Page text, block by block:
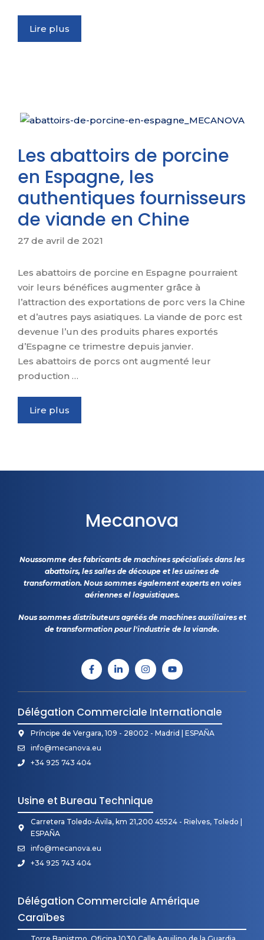
Lire plus
Les abattoirs de porcine
en Espagne, les
authentiques fournisseurs
de viande en Chine
27 de avril de 2021
Les abattoirs de porcine en Espagne pourraient
voir leurs bénéfices augmenter grâce à
l’attraction des exportations de porc vers la Chine
et d’autres pays asiatiques. La viande de porc est
devenue l’un des produits phares exportés
d’Espagne ce trimestre depuis janvier.
Les abattoirs de porcs ont augmenté leur
production …
Lire plus
Mecanova
Noussomme des fabricants de machines spécialisés dans les
abattoirs, les salles de découpe et les usines de
transformation. Nous sommes également experts en voies
aériennes el loguistiques.
Nous sommes distributeurs agréés de machines auxiliaires et
de transformation pour l'industrie de la viande.
Délégation Commerciale Internationale
Príncipe de Vergara, 109 - 28002 - Madrid | ESPAÑA
info@mecanova.eu
+34 925 743 404
Usine et Bureau Technique
Carretera Toledo-Ávila, km 21,200 45524 - Rielves, Toledo |
ESPAÑA
info@mecanova.eu
+34 925 743 404
Délégation Commerciale Amérique
Caraïbes